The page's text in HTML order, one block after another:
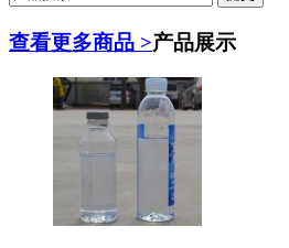
查看更多商品 >产品展示